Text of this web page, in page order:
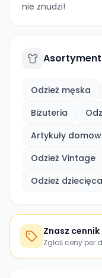
nie znudzi!
Asortyment
Odzież męska
Biżuteria
Artykuły
Odzież Vintage
Odzież dziecięca
Znasz
Zgłoś ceny per